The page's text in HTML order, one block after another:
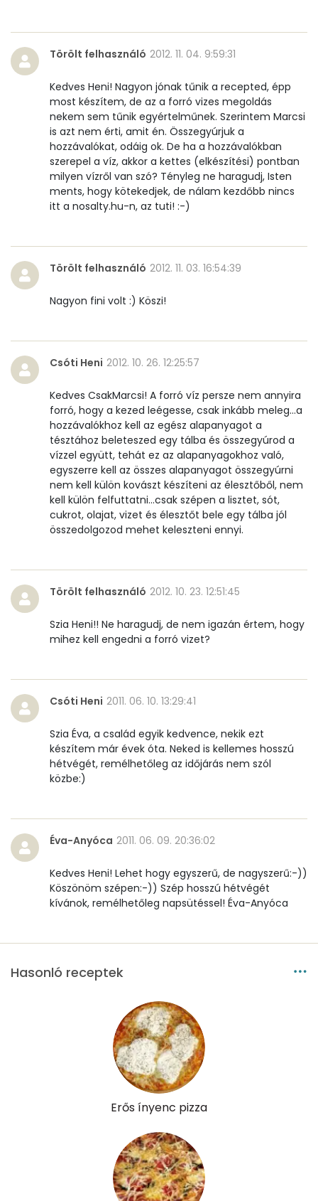
Lut-zea
27 micro
Összesen 1023 kcal
Törölt felhasználó 2012. 11. 04. 9:59:31
Kedves Heni! Nagyon jónak tűnik a recepted, épp
most készítem, de az a forró vizes megoldás
nekem sem tűnik egyértelműnek. Szerintem Marcsi
is azt nem érti, amit én. Összegyúrjuk a
hozzávalókat, odáig ok. De ha a hozzávalókban
szerepel a víz, akkor a kettes (elkészítési) pontban
milyen vízről van szó? Tényleg ne haragudj, Isten
ments, hogy kötekedjek, de nálam kezdőbb nincs
itt a nosalty.hu-n, az tuti! :-)
Törölt felhasználó 2012. 11. 03. 16:54:39
Nagyon fini volt :) Köszi!
Csóti Heni 2012. 10. 26. 12:25:57
Kedves CsakMarcsi! A forró víz persze nem annyira
forró, hogy a kezed leégesse, csak inkább meleg...a
hozzávalókhoz kell az egész alapanyagot a
tésztához beleteszed egy tálba és összegyúrod a
vízzel együtt, tehát ez az alapanyagokhoz való,
egyszerre kell az összes alapanyagot összegyúrni
nem kell külön kovászt készíteni az élesztőből, nem
kell külön felfuttatni...csak szépen a lisztet, sót,
cukrot, olajat, vizet és élesztőt bele egy tálba jól
összedolgozod mehet keleszteni ennyi.
Törölt felhasználó 2012. 10. 23. 12:51:45
Szia Heni!! Ne haragudj, de nem igazán értem, hogy
mihez kell engedni a forró vizet?
Csóti Heni 2011. 06. 10. 13:29:41
Szia Éva, a család egyik kedvence, nekik ezt
készítem már évek óta. Neked is kellemes hosszú
hétvégét, remélhetőleg az időjárás nem szól
közbe:)
Éva-Anyóca 2011. 06. 09. 20:36:02
Kedves Heni! Lehet hogy egyszerű, de nagyszerű:-))
Köszönöm szépen:-)) Szép hosszú hétvégét
kívánok, remélhetőleg napsütéssel! Éva-Anyóca
Hasonló receptek
Erős ínyenc pizza